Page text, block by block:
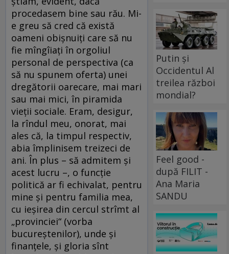
procedasem bine sau rău. Mi-
e greu să cred că există
oameni obişnuiţi care să nu
fie mîngîiaţi în orgoliul
personal de perspectiva (ca
să nu spunem oferta) unei
dregătorii oarecare, mai mari
sau mai mici, în piramida
vieţii sociale. Eram, desigur,
la rîndul meu, onorat, mai
ales că, la timpul respectiv,
abia împlinisem treizeci de
ani. În plus – să admitem şi
acest lucru –, o funcţie
politică ar fi echivalat, pentru
mine şi pentru familia mea,
cu ieşirea din cercul strîmt al
„provinciei“ (vorba
bucureştenilor), unde şi
finanţele, şi gloria sînt
Putin și
Occidentul Al
treilea război
mondial?
Feel good -
după FILIT -
Ana Maria
SANDU